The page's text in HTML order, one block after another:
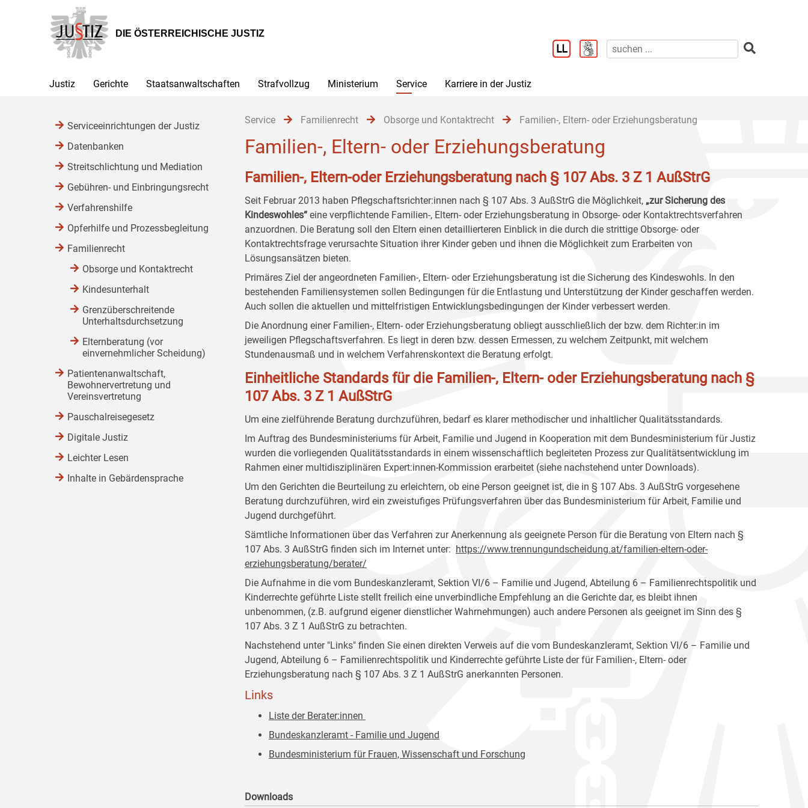
Hauptnavigation
[1]
Inhalt
[2]
Untermenü
[3]
DIE ÖSTERREICHISCHE JUSTIZ
Justiz Gerichte Staatsanwaltschaften Strafvollzug Ministerium Service Karriere in der Justiz
Service Familienrecht Obsorge und Kontaktrecht Familien-, Eltern- oder Erziehungsberatung
Familien-, Eltern- oder Erziehungsberatung
Familien-, Eltern-oder Erziehungsberatung nach § 107 Abs. 3 Z 1 AußStrG
Seit Februar 2013 haben Pflegschaftsrichter:innen nach § 107 Abs. 3 AußStrG die Möglichkeit, „zur Sicherung des
Kindeswohles“ eine verpflichtende Familien-, Eltern- oder Erziehungsberatung in Obsorge- oder Kontaktrechtsverfahren
anzuordnen. Die Beratung soll den Eltern einen detaillierteren Einblick in die durch die strittige Obsorge- oder
Kontaktrechtsfrage verursachte Situation ihrer Kinder geben und ihnen die Möglichkeit zum Erarbeiten von
Lösungsansätzen bieten.
Primäres Ziel der angeordneten Familien-, Eltern- oder Erziehungsberatung ist die Sicherung des Kindeswohls. In den
bestehenden Familiensystemen sollen Bedingungen für die Entlastung und Unterstützung der Kinder geschaffen werden.
Auch sollen die aktuellen und mittelfristigen Entwicklungsbedingungen der Kinder verbessert werden.
Die Anordnung einer Familien-, Eltern- oder Erziehungsberatung obliegt ausschließlich der bzw. dem Richter:in im
jeweiligen Pflegschaftsverfahren. Es liegt in deren bzw. dessen Ermessen, zu welchem Zeitpunkt, mit welchem
Stundenausmaß und in welchem Verfahrenskontext die Beratung erfolgt.
Einheitliche Standards für die Familien-, Eltern- oder Erziehungsberatung nach §
107 Abs. 3 Z 1 AußStrG
Um eine zielführende Beratung durchzuführen, bedarf es klarer methodischer und inhaltlicher Qualitätsstandards.
Im Auftrag des Bundesministeriums für Arbeit, Familie und Jugend in Kooperation mit dem Bundesministerium für Justiz
wurden die vorliegenden Qualitätsstandards in einem wissenschaftlich begleiteten Prozess zur Qualitätsentwicklung im
Rahmen einer multidisziplinären Expert:innen-Kommission erarbeitet (siehe nachstehend unter Downloads).
Um den Gerichten die Beurteilung zu erleichtern, ob eine Person geeignet ist, die in § 107 Abs. 3 AußStrG vorgesehene
Beratung durchzuführen, wird ein zweistufiges Prüfungsverfahren über das Bundesministerium für Arbeit, Familie und
Jugend durchgeführt.
Sämtliche Informationen über das Verfahren zur Anerkennung als geeignete Person für die Beratung von Eltern nach §
107 Abs. 3 AußStrG finden sich im Internet unter: https://www.trennungundscheidung.at/familien-eltern-oder-
erziehungsberatung/berater/
Die Aufnahme in die vom Bundeskanzleramt, Sektion VI/6 – Familie und Jugend, Abteilung 6 – Familienrechtspolitik und
Kinderrechte geführte Liste stellt freilich eine unverbindliche Empfehlung an die Gerichte dar, es bleibt ihnen
unbenommen, (z.B. aufgrund eigener dienstlicher Wahrnehmungen) auch andere Personen als geeignet im Sinn des §
107 Abs. 3 Z 1 AußStrG zu betrachten.
Nachstehend unter "Links" finden Sie einen direkten Verweis auf die vom Bundeskanzleramt, Sektion VI/6 – Familie und
Jugend, Abteilung 6 – Familienrechtspolitik und Kinderrechte geführte Liste der für Familien-, Eltern- oder
Erziehungsberatung nach § 107 Abs. 3 Z 1 AußStrG anerkannten Personen.
Links
Liste der Berater:innen
Bundeskanzleramt - Familie und Jugend
Bundesministerium für Frauen, Wissenschaft und Forschung
Downloads
Serviceeinrichtungen der Justiz
Datenbanken
Streitschlichtung und Mediation
Gebühren- und Einbringungsrecht
Verfahrenshilfe
Opferhilfe und Prozessbegleitung
Familienrecht
Obsorge und Kontaktrecht
Kindesunterhalt
Grenzüberschreitende
Unterhaltsdurchsetzung
Elternberatung (vor
einvernehmlicher Scheidung)
Patientenanwaltschaft,
Bewohnervertretung und
Vereinsvertretung
Pauschalreisegesetz
Digitale Justiz
Leichter Lesen
Inhalte in Gebärdensprache